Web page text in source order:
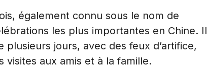
également connu sous le nom de
les plus importantes en Chine. Il
jours, avec des feux d’artifice,
visites aux amis et à la famille.